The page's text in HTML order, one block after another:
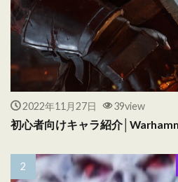
2022年11月27日 39view
初心者向けキャラ紹介